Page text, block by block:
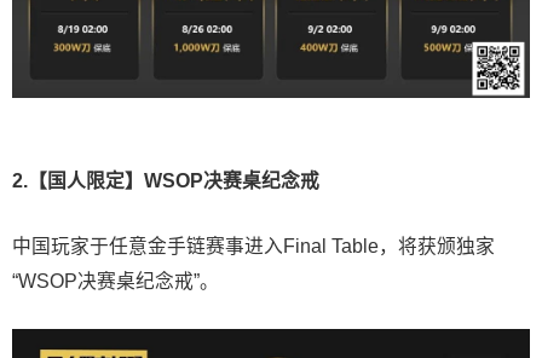
2.【国人限定】WSOP决赛桌纪念戒
中国玩家于任意金手链赛事进入Final Table，将获颁独家
“WSOP决赛桌纪念戒”。